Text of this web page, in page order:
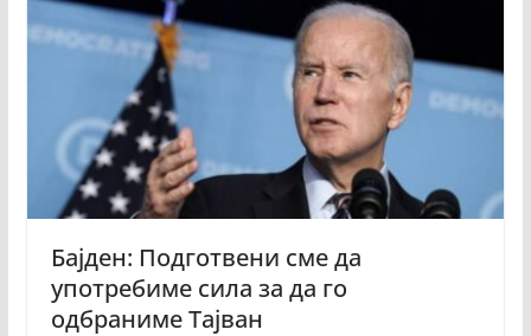
Бајден: Подготвени сме да
употребиме сила за да го
одбраниме Тајван